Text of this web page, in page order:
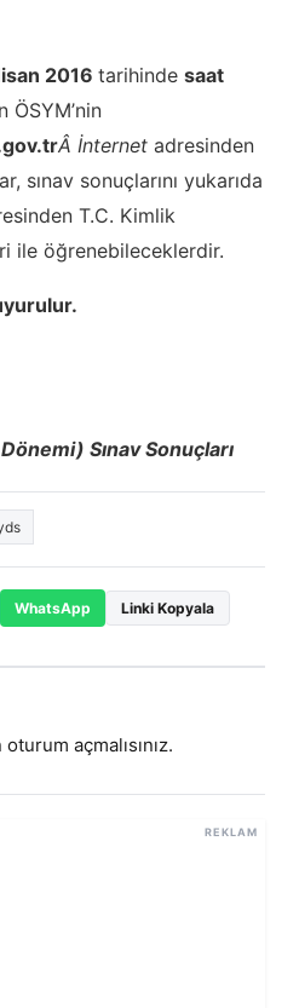
2016 tarihinde saat
ÖSYM’nin
Â İnternet adresinden
sınav sonuçlarını yukarıda
T.C. Kimlik
ile öğrenebileceklerdir.
Sınav Sonuçları
WhatsApp Linki Kopyala
oturum açmalısınız.
REKLAM